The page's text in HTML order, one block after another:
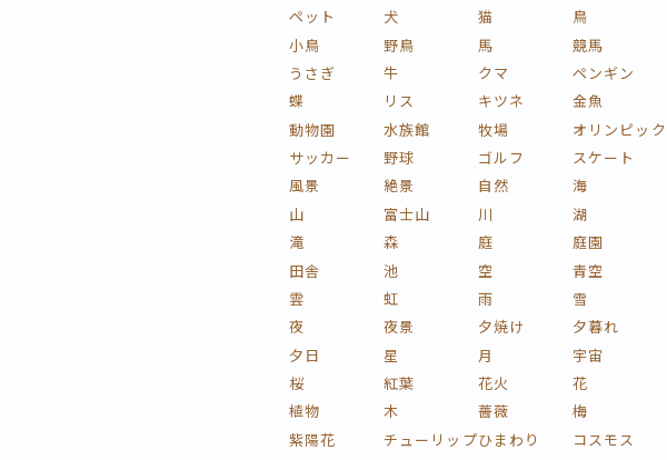
ペット
犬 猫
鳥
小鳥
野鳥 馬
競馬
うさぎ
牛 クマ
ペンギン
蝶
リス キツネ
金魚
動物園
水族館 牧場
オリンピック
サッカー
野球 ゴルフ
スケート
風景
絶景 自然
海
山
富士山 川
湖
滝
森 庭
庭園
田舎
池 空
青空
雲
虹 雨
雪
夜
夜景 夕焼け
夕暮れ
夕日
星 月
宇宙
桜
紅葉 花火
花
植物
木 薔薇
梅
紫陽花
チューリップひまわり
コスモス